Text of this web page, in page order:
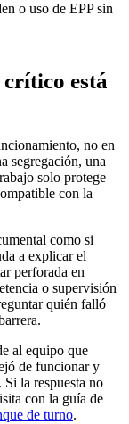
o uso de EPP sin
está
no en
segregación, una
solo protege
con la
como si
a explicar el
perforada en
o supervisión
quién falló
al equipo que
de funcionar y
la respuesta no
con la guía de
de turno.